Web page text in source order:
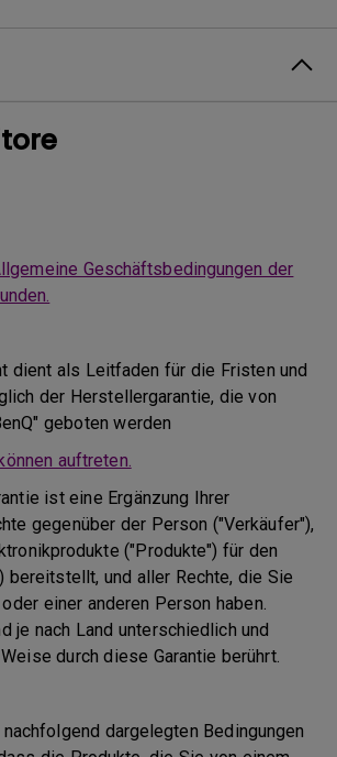
Geschäftsbedingungen der
dient als Leitfaden für die Fristen und
der Herstellergarantie, die von
geboten werden
auftreten.
ist eine Ergänzung Ihrer
gegenüber der Person ("Verkäufer"),
("Produkte") für den
bereitstellt, und aller Rechte, die Sie
einer anderen Person haben.
je nach Land unterschiedlich und
durch diese Garantie berührt.
dargelegten Bedingungen